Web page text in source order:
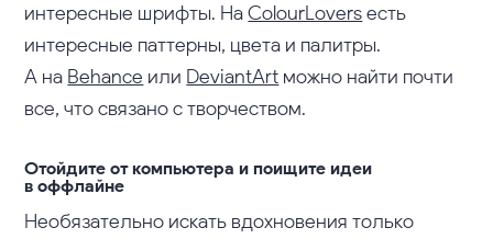
интересные шрифты. НаColourLoversесть
интересные паттерны, цвета и палитры.
А на Behance или DeviantArt можно найти почти
все, что связано с творчеством.
Отойдите от компьютера и поищите идеи
в оффлайне
Необязательно искать вдохновения только